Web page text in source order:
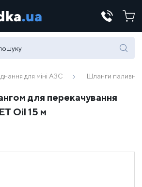
Телефони:
430 82-15
E-mail:
для міні АЗС Шланги паливні
для перекачування
Oil 15 м